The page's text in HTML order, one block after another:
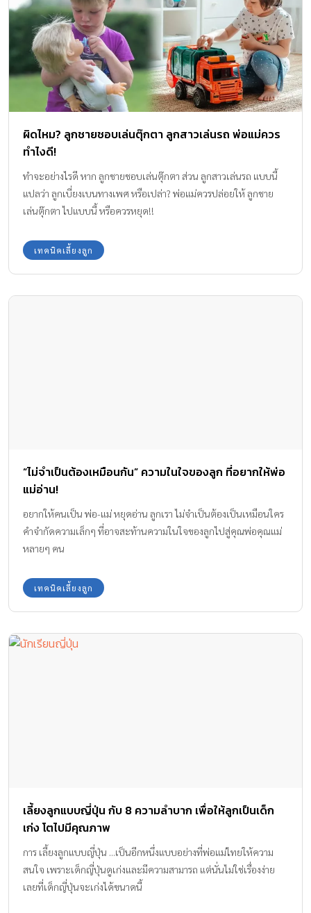
ผิดไหม? ลูกชายชอบเล่นตุ๊กตา ลูกสาวเล่นรถ พ่อแม่ควร
ทำไงดี!
ทำจะอย่างไรดี หาก ลูกชายชอบเล่นตุ๊กตา ส่วน ลูกสาวเล่นรถ แบบนี้
แปลว่า ลูกเบี่ยงเบนทางเพศ หรือเปล่า? พ่อแม่ควรปล่อยให้ ลูกชาย
เล่นตุ๊กตา ไปแบบนี้ หรือควรหยุด!!
เทคนิคเลี้ยงลูก
“ไม่จำเป็นต้องเหมือนกัน” ความในใจของลูก ที่อยากให้พ่อ
แม่อ่าน!
อยากให้คนเป็น พ่อ-แม่ หยุดอ่าน ลูกเรา ไม่จำเป็นต้องเป็นเหมือนใคร
คำจำกัดความเล็กๆ ที่อาจสะท้านความในใจของลูกไปสู่คุณพ่อคุณแม่
หลายๆ คน
เทคนิคเลี้ยงลูก
เลี้ยงลูกแบบญี่ปุ่น กับ 8 ความลำบาก เพื่อให้ลูกเป็นเด็ก
เก่ง โตไปมีคุณภาพ
การ เลี้ยงลูกแบบญี่ปุ่น ...เป็นอีกหนึ่งแบบอย่างที่พ่อแม่ไทยให้ความ
สนใจ เพราะเด็กญี่ปุ่นดูเก่งและมีความสามารถ แต่นั่นไม่ใช่เรื่องง่าย
เลยที่เด็กญี่ปุ่นจะเก่งได้ขนาดนี้